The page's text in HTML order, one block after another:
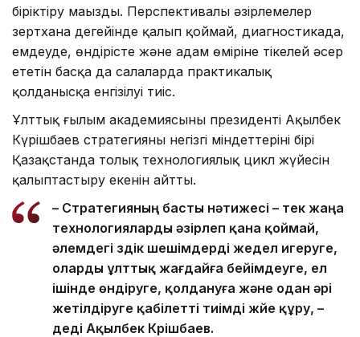
біріктіру маңызды. Перспективалы әзірлемелер
зертхана деңгейінде қалып қоймай, диагностикада,
емдеуде, өндірісте және адам өміріне тікелей әсер
ететін басқа да салаларда практикалық
қолданысқа енгізілуі тиіс.
Ұлттық ғылым академиясының президенті Ақылбек
Күрішбаев стратегияның негізгі міндеттерінің бірі
Қазақстанда толық технологиялық цикл жүйесін
қалыптастыру екенін айтты.
– Стратегияның басты нәтижесі – тек жаңа
технологияларды әзірлеп қана қоймай,
әлемдегі үздік шешімдерді жедел игеруге,
оларды ұлттық жағдайға бейімдеуге, ел
ішінде өндіруге, қолдануға және одан әрі
жетілдіруге қабілетті тиімді жүйе құру, –
деді Ақылбек Күрішбаев.